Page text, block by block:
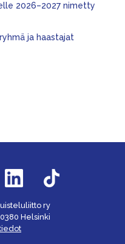
2026–2027 nimetty
ja haastajat
ry
Helsinki